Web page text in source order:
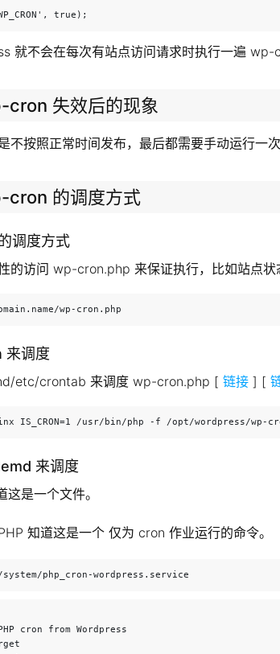
true);
就不会在每次有站点访问请求时执行一遍
cron 失效后的现象
不按照正常时间发布，最后都需要手动运行一次
cron 的调度方式
调度方式
的访问 wp-cron.php 来保证执行，比如站点状
wp-cron.php
来调度
etc/crontab 来调度 wp-cron.php [ 链接 ] [
IS_CRON=1 /usr/bin/php -f /opt/wordpress/wp-
来调度
这是一个文件。
知道这是一个 仅为 cron 作业运行的命令。
php_cron-wordpress.service
cron from Wordpress